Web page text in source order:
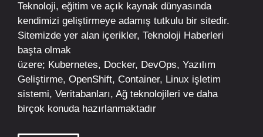
Teknoloji, eğitim ve açık kaynak dünyasında
kendimizi geliştirmeye adamış tutkulu bir sitedir.
Sitemizde yer alan içerikler, Teknoloji Haberleri
başta olmak
üzere; Kubernetes, Docker, DevOps, Yazılım
Geliştirme, OpenShift, Container, Linux işletim
sistemi, Veritabanları, Ağ teknolojileri ve daha
birçok konuda hazırlanmaktadır